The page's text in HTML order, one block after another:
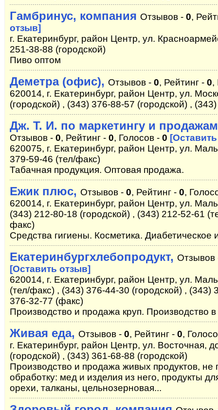
Гамбринус, компания Отзывов - 0,
отзыв]
г. Екатеринбург, район Центр, ул.
251-38-88 (городской)
Пиво оптом
Деметра (офис), Отзывов - 0, Рейтинг - 0,
620014, г. Екатеринбург, район Центр, ул.
(городской) , (343) 376-88-57 (городской) ,
Дж. Т. И. по маркетингу и
Отзывов - 0, Рейтинг - 0, Голосов - 0
620075, г. Екатеринбург, район Центр, ул.
379-59-46 (тел/факс)
Табачная продукция. Оптовая продажа.
Ежик плюс, Отзывов - 0, Рейтинг - 0,
620014, г. Екатеринбург, район Центр, ул.
(343) 212-80-18 (городской) , (343) 212-52-61
факс)
Средства гигиены. Косметика. Диабетическое
Екатеринбургхлебопродукт,
[Оставить отзыв]
620014, г. Екатеринбург, район Центр, ул.
(тел/факс) , (343) 376-44-30 (городской) , (343)
376-32-77 (факс)
Производство и продажа круп. Производство в
Живая еда, Отзывов - 0, Рейтинг - 0,
г. Екатеринбург, район Центр, ул. Восточная,
(городской) , (343) 361-68-88 (городской)
Производство и продажа живых продуктов,
обработку: мед и изделия из него, продукты
орехи, талканы, цельнозерновая...